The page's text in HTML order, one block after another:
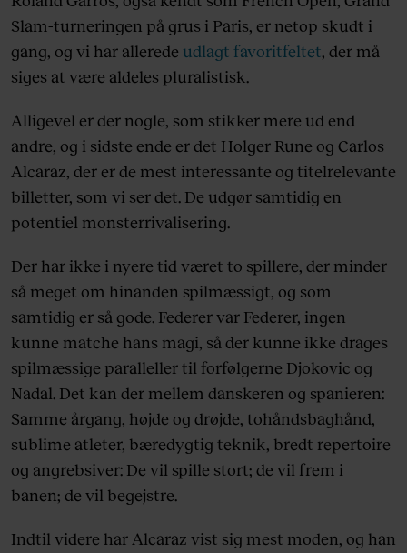
Slam-turneringen på grus i Paris, er netop skudt i
gang, og vi har allerede udlagt favoritfeltet, der må
siges at være aldeles pluralistisk.
Alligevel er der nogle, som stikker mere ud end
andre, og i sidste ende er det Holger Rune og Carlos
Alcaraz, der er de mest interessante og titelrelevante
billetter, som vi ser det. De udgør samtidig en
potentiel monsterrivalisering.
Der har ikke i nyere tid været to spillere, der minder
så meget om hinanden spilmæssigt, og som
samtidig er så gode. Federer var Federer, ingen
kunne matche hans magi, så der kunne ikke drages
spilmæssige paralleller til forfølgerne Djokovic og
Nadal. Det kan der mellem danskeren og spanieren:
Samme årgang, højde og drøjde, tohåndsbaghånd,
sublime atleter, bæredygtig teknik, bredt repertoire
og angrebsiver: De vil spille stort; de vil frem i
banen; de vil begejstre.
Indtil videre har Alcaraz vist sig mest moden, og han